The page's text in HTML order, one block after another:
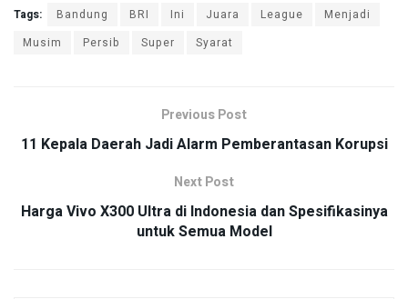
Tags: Bandung BRI Ini Juara League
Menjadi
Musim
Persib Super Syarat
Previous Post
11 Kepala Daerah Jadi Alarm Pemberantasan Korupsi
Next Post
Harga Vivo X300 Ultra di Indonesia dan Spesifikasinya
untuk Semua Model